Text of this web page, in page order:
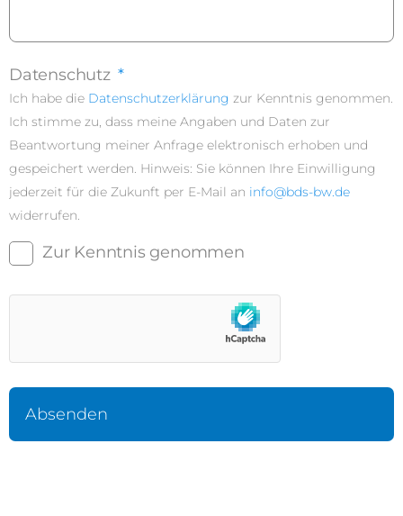
Datenschutz *
Ich habe die Datenschutzerklärung zur Kenntnis genommen.
Ich stimme zu, dass meine Angaben und Daten zur
Beantwortung meiner Anfrage elektronisch erhoben und
gespeichert werden. Hinweis: Sie können Ihre Einwilligung
jederzeit für die Zukunft per E-Mail an info@bds-bw.de
widerrufen.
Zur Kenntnis genommen